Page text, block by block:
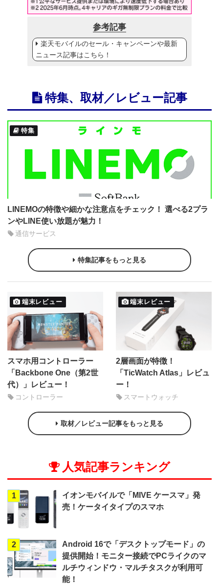
参考記事
楽天モバイルのセール・キャンペーンや最新
ニュース記事はこちら！
特集、取材／レビュー記事
特集
LINEMOの特徴や細かな注意点をチェック！ 選べる2プラ
ンやLINE使い放題が魅力！
通信サービス
特集記事をもっと見る
端末レビュー
スマホ用コントローラー
「Backbone One（第2世
代）」レビュー！
コントローラー
端末レビュー
2層画面が特徴！
「TicWatch Atlas」レビュ
ー！
スマートウォッチ
取材／レビュー記事をもっと見る
人気記事ランキング
1
イオンモバイルで「MIVE ケースマ」発
売！ケータイタイプのスマホ
2
Android 16で「デスクトップモード」の
提供開始！モニター接続でPCライクのマ
ルチウィンドウ・マルチタスクが利用可
能！